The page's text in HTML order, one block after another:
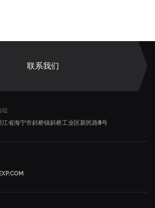
联系我们
址
江省海宁市斜桥镇斜桥工业区新民路8号